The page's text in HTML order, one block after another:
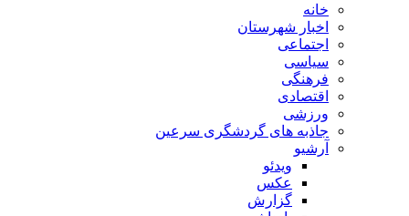
خانه
اخبار شهرستان
اجتماعی
سیاسی
فرهنگی
اقتصادی
ورزشی
جاذبه های گردشگری سرعین
آرشیو
ویدئو
عکس
گزارش